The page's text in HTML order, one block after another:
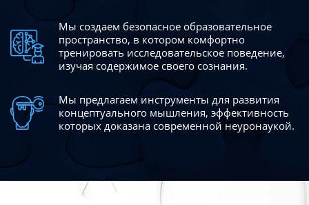
Мы создаем безопасное образовательное
пространство, в котором комфортно
тренировать исследовательское поведение,
изучая содержимое своего сознания.
Мы предлагаем инструменты для развития
концептуального мышления, эффективность
которых доказана современной неуронаукой.